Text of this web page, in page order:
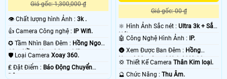
Giá gốc: 1,300,000 ₫
👁 Chất lượng hình Ảnh : 3k .
👍 Camera Công nghệ :
IP Wifi.
✪ Tầm Nhìn Ban Đêm : Hồng Ngoại
10m Hồng Ngoại Smart IR.
🛡 Loại Camera Xoay 360.
️₤ Đặt Điểm : Báo Động Chuyển
Giá gốc: 00 ₫
🔆 Hình Ảnh Sắc nét :Ultra 3k + Sắc
Nét .
🤖️ Công Nghệ Hình Ảnh :
IP.
🌚 Xem Được Ban Đêm : Hồng
Ngoại 30m Smart Hybrid Light.
💢 Thiết Kế CameraThân Kim loại.
️🔮 Chức Năng :Thu Âm.